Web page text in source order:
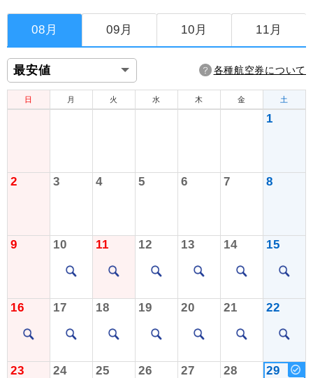
08月 09月 10月 11月
各種航空券について
日 月 火 水 木 金 土
1
2 3 4 5 6 7 8
9 10 11 12 13 14 15
16 17 18 19 20 21 22
23 24 25 26 27 28 29